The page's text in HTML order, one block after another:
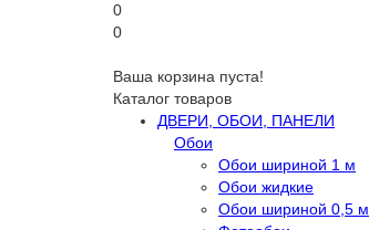
0
0
Ваша корзина пуста!
Каталог товаров
ДВЕРИ, ОБОИ, ПАНЕЛИ
Обои
Обои шириной 1 м
Обои жидкие
Обои шириной 0,5 м